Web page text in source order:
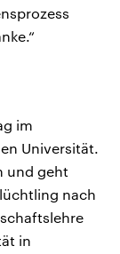
im
Universität.
und geht
nach
in